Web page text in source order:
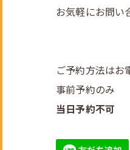
お気軽にお問い
ご予約方法はお
事前予約のみ
当日予約不可